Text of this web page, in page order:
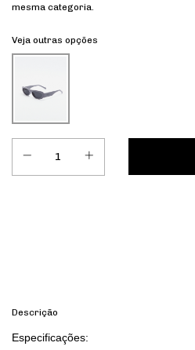
mesma categoria.
Veja outras opções
Descrição
Especificações: